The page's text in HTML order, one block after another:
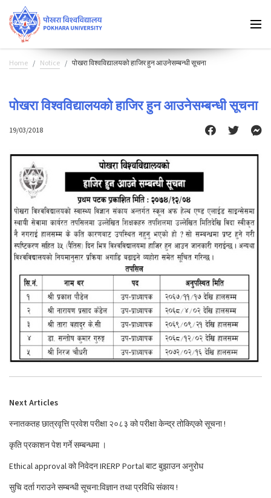
Home Notice पोखरा विश्वविद्यालयको हाजिर हुन आउनेसम्बन्धी सूचना
पोखरा विश्वविद्यालयको हाजिर हुन आउनेसम्बन्धी सूचना
19/03/2018
Next Articles
स्नातकतह छात्रवृत्ति प्रवेश परीक्षा २०८३ को परीक्षा केन्द्र तोकिएको सूचना !
कृति प्रकाशन पेश गर्ने सम्बन्धमा ।
Ethical approval को निवेदन IRERP Portal बाट बुझाउन अनुरोध
सुचि दर्ता गराउने सम्बन्धी सूचना:विज्ञान तथा प्रविधि संकाय !